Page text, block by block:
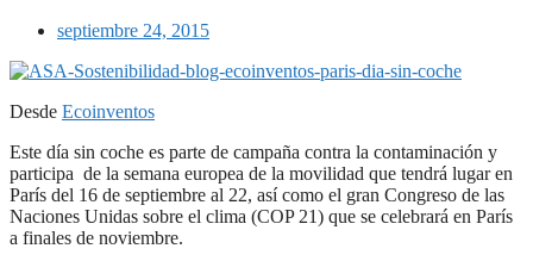
septiembre 24, 2015
Desde Ecoinventos
Este día sin coche es parte de campaña contra la contaminación y
particip​a de la semana europea de la movilidad que tendrá lugar en
París del 16 de septiembre al 22, así como el gran Congreso de las
Naciones Unidas sobre el clima (COP 21) ​que se celebrará en París
a finales de noviembre.